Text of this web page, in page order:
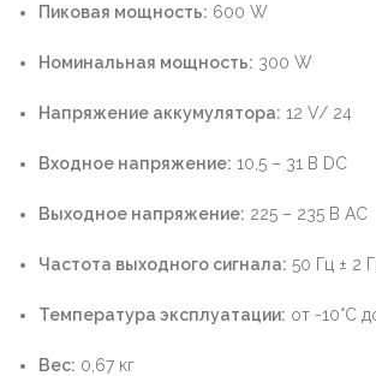
Пиковая мощность: 600 W
Номинальная мощность: 300 W
Напряжение аккумулятора: 12 V/ 24
Входное напряжение: 10,5 – 31 В DC
Выходное напряжение: 225 – 235 В AC
Частота выходного сигнала: 50 Гц ± 2
Температура эксплуатации: от -10°C
Вес: 0,67 кг